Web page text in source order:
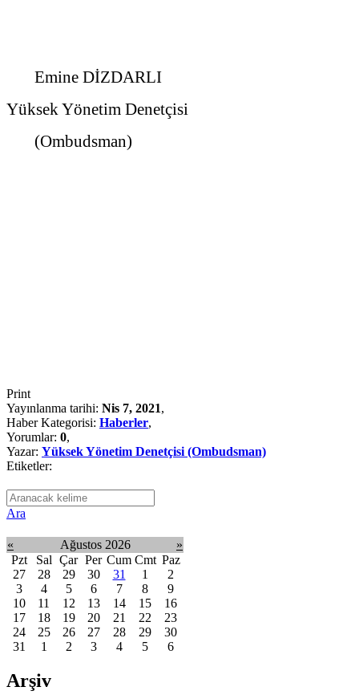
Emine DİZDARLI
Yüksek Yönetim Denetçisi
(Ombudsman)
Print
Yayınlanma tarihi: Nis 7, 2021,
Haber Kategorisi: Haberler,
Yorumlar: 0,
Yazar: Yüksek Yönetim Denetçisi (Ombudsman)
Etiketler:
Ara
« Ağustos 2026
»
Pzt
Sal Çar Per Cum Cmt Paz
27
28 29 30 31 1
2
3
4 5 6 7 8
9
10
11 12 13 14 15
16
17
18 19 20 21 22
23
24
25 26 27 28 29
30
31
1 2 3 4 5 6
Arşiv